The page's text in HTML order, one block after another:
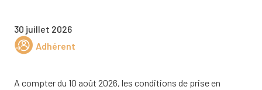
30 juillet 2026
Adhérent
A compter du 10 août 2026, les conditions de prise en